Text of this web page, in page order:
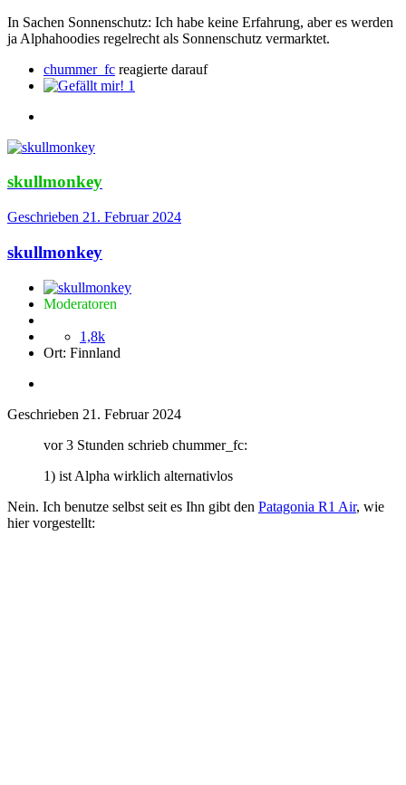
In Sachen Sonnenschutz: Ich habe keine Erfahrung, aber es werden
ja Alphahoodies regelrecht als Sonnenschutz vermarktet.
chummer_fc reagierte darauf
1
skullmonkey
Geschrieben 21. Februar 2024
skullmonkey
Moderatoren
1,8k
Ort: Finnland
Geschrieben 21. Februar 2024
vor 3 Stunden schrieb chummer_fc:
1) ist Alpha wirklich alternativlos
Nein. Ich benutze selbst seit es Ihn gibt den Patagonia R1 Air, wie
hier vorgestellt: